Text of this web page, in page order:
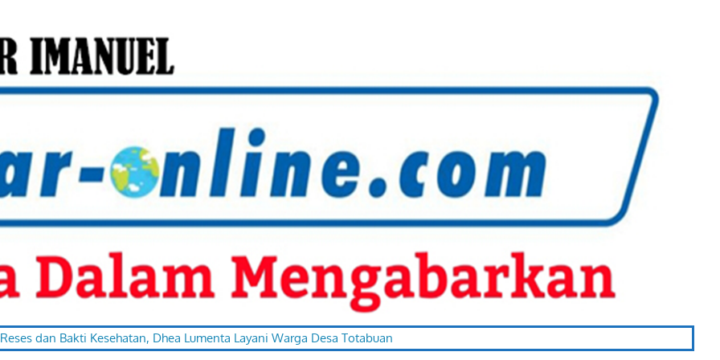
Dhea Lumenta Layani Warga Desa Totabuan